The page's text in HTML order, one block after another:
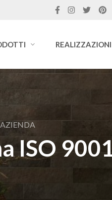
REALIZZAZIONI
AZIENDA
ISO